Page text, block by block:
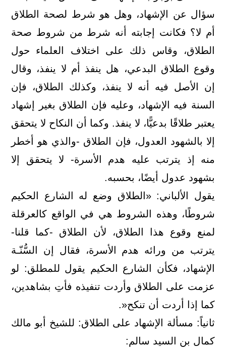
سؤال عن الإشهاد، وهل هو شرط لصحة الطلاق
أم لا؟ فكانت إجابته أنه شرط من شروط صحة
الطلاق، وقاس ذلك على اختلاف العلماء حول
وقوع الطلاق البدعي، هل ينفذ أم لا ينفذ، وقال
إن الأصل فيه أنه لا ينفذ، وكذلك الطلاق، فإن
السنة فيه الإشهاد، وعليه فإن الطلاق بغير إشهاد
يعتبر طلاقًا بدعيًّا، لا ينفذ. وكما أن النكاح لا يتحقق
إلا بالشهود العدول، فإن الطلاق -والذي هو أخطر
منه إذ يترتب عليه هدم الأسرة- لا يتحقق إلا
بشهود عدول أيضًا، بحسبه.
يقول الألباني: «الطلاق وضع له الشارع الحكيم
شروطًا، وهذه الشروط هي في الواقع كالعرقلة
لمنع وقوع هذا الطلاق، لأن الطلاق -كما قلنا-
يترتب من ورائه هدم الأسرة، فقال إن السُّنّـة
الإشهاد، فكأن الشارع الحكيم يقول للمطلق: لو
عزمت على الطلاق وأردت تنفيذه فأتِ بشاهدين،
كما إذا أردت أن تنكح«.
ثانياً: مسألة الإشهاد على الطلاق: للشيخ أبو مالك
كمال بن السيد سالم: